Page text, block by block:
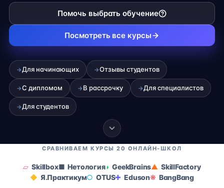
Помочь выбрать обучение
Посмотреть все курсы
→Для начинающих →Отзывы студентов
→С дипломом →В рассрочку →Для специалистов
→Для студентов
СРАВНИВАЕМ КУРСЫ 20 ОНЛАЙН-ШКОЛ
Skillbox Нетология GeekBrains
SkillFactory
Я.Практикум
OTUS Eduson BangBang